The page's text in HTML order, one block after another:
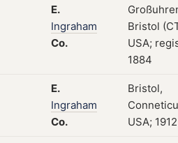
E.
Ingraham
Co.
Bristol
USA;
1884
E.
Ingraham
Co.
Bristol,
USA;